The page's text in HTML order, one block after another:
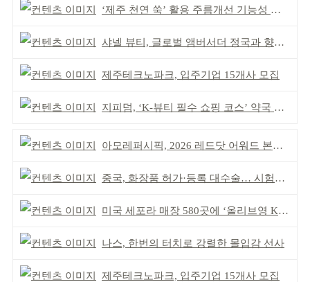
‘제주 천연 쑥’ 활용 주름개선 기능성 식약처 심사 통과
샤넬 뷰티, 글로벌 앰버서더 정국과 향수 캠페인 공개
제주테크노파크, 입주기업 15개사 모집
지피덤, ‘K-뷰티 필수 쇼핑 코스’ 약국 공략
아모레퍼시픽, 2026 레드닷 어워드 본상 2개 수상
중국, 화장품 허가·등록 대수술… 시험자료 공용 허용
미국 세포라 매장 580곳에 ‘올리브영 K뷰티에딧’ 론칭
나스, 한번의 터치로 강렬한 몰입감 선사
제주테크노파크, 입주기업 15개사 모집